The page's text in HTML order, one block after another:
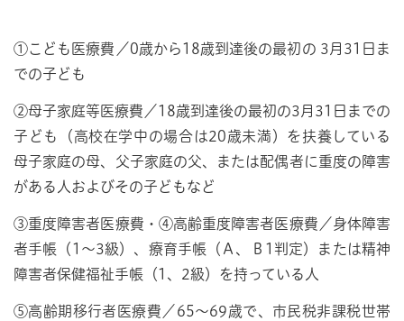
①こども医療費／0歳から18歳到達後の最初の 3月31日ま
での子ども
②母子家庭等医療費／18歳到達後の最初の3月31日までの
子ども（高校在学中の場合は20歳未満）を扶養している
母子家庭の母、父子家庭の父、または配偶者に重度の障害
がある人およびその子どもなど
③重度障害者医療費・④高齢重度障害者医療費／身体障害
者手帳（1～3級）、療育手帳（Ａ、Ｂ1判定）または精神
障害者保健福祉手帳（1、2級）を持っている人
⑤高齢期移行者医療費／65～69歳で、市民税非課税世帯